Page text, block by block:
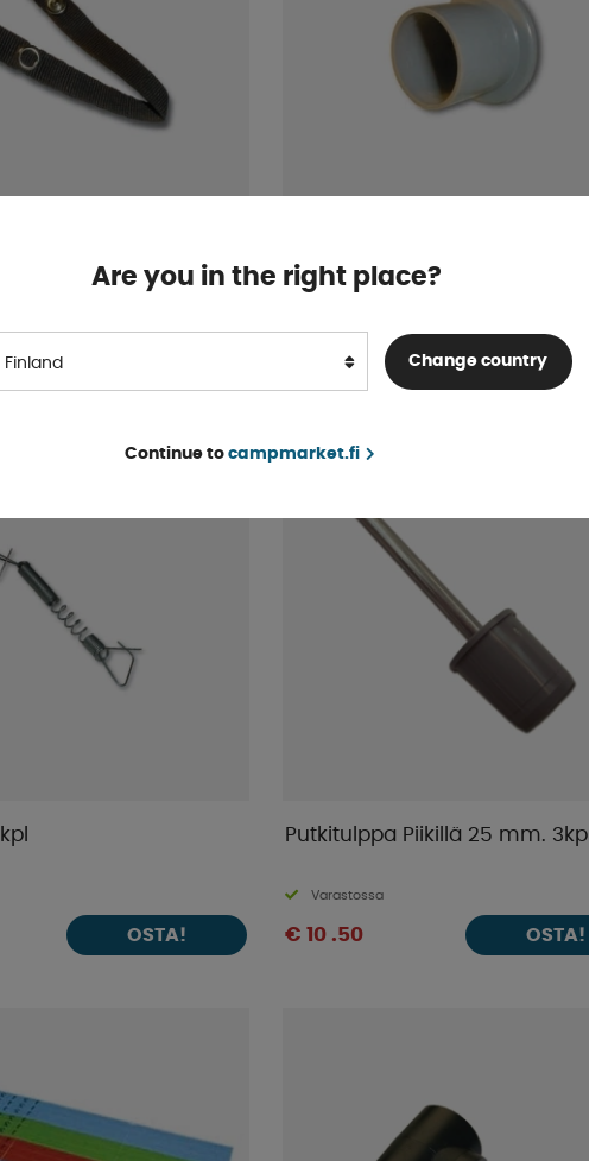
35 cm. 6kpl. Putkikenkä Ilman Piikkiä 19mm
€ 6 .75 OSTA!
OSTA!
Putkitulppa Piikillä 25 mm. 3kpl
Varastossa
€ 10 .50 OSTA!
Are you in the right place?
Finland Change country
Continue to campmarket.fi